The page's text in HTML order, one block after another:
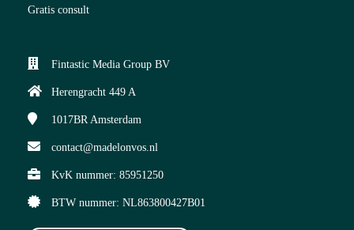
Gratis consult
Fintastic Media Group BV
Herengracht 449 A
1017BRAmsterdam
contact@madelonvos.nl
KvK nummer: 85951250
BTW nummer: NL863800427B01